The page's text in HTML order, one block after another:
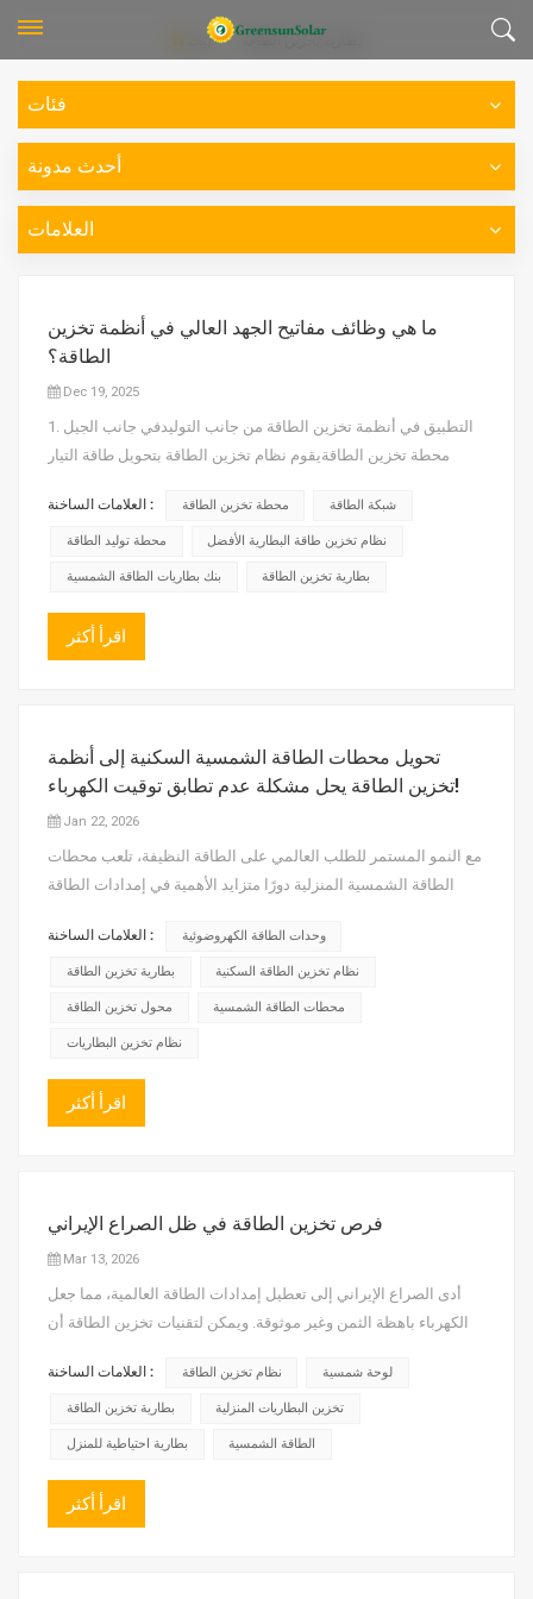
بيت بطارية تخزين الطاقة
فئات
أحدث مدونة
العلامات
ما هي وظائف مفاتيح الجهد العالي في أنظمة تخزين
الطاقة؟
Dec 19, 2025
1. التطبيق في أنظمة تخزين الطاقة من جانب التوليدفي جانب الجيل
محطة تخزين الطاقةيقوم نظام تخزين الطاقة بتحويل طاقة التيار
توصيلها بالحافلة الرئيسية لمحطة الطاقة أو مباشرة بالشبكة عبر
العلامات الساخنة : محطة تخزين الطاقة شبكة الطاقة
محطة توليد الطاقة نظام تخزين طاقة البطارية الأفضل
بنك بطاريات الطاقة الشمسية بطارية تخزين الطاقة
اقرأ أكثر
تحويل محطات الطاقة الشمسية السكنية إلى أنظمة
تخزين الطاقة يحل مشكلة عدم تطابق توقيت الكهرباء!
Jan 22, 2026
مع النمو المستمر للطلب العالمي على الطاقة النظيفة، تلعب محطات
الطاقة الشمسية المنزلية دورًا متزايد الأهمية في إمدادات الطاقة
محطات الطاقة الشمسيةتعاني الطاقة الشمسية من عيبٍ كبير: توليد
العلامات الساخنة : وحدات الطاقة الكهروضوئية
بطارية تخزين الطاقة نظام تخزين الطاقة السكنية
محول تخزين الطاقة محطات الطاقة الشمسية
نظام تخزين البطاريات
اقرأ أكثر
فرص تخزين الطاقة في ظل الصراع الإيراني
Mar 13, 2026
أدى الصراع الإيراني إلى تعطيل إمدادات الطاقة العالمية، مما جعل
الكهرباء باهظة الثمن وغير موثوقة. ويمكن لتقنيات تخزين الطاقة أن
فرصة" يمتد من الاستجابة الطارئة قصيرة الأجل إلى التحديث الصناعي
العلامات الساخنة : نظام تخزين الطاقة لوحة شمسية
بطارية تخزين الطاقة تخزين البطاريات المنزلية
بطارية احتياطية للمنزل الطاقة الشمسية
اقرأ أكثر